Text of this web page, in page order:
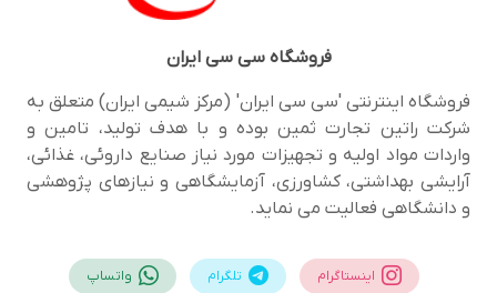
فروشگاهسی سی ایران
فروشگاه اینترنتی 'سی سی ایران' (مرکز شیمی ایران) متعلق به
شرکت راتین تجارت ثمین بوده و با هدف تولید، تامین و
واردات مواد اولیه و تجهیزات مورد نیاز صنایع داروئی، غذائی،
آرایشی بهداشتی، کشاورزی، آزمایشگاهی و نیازهای پژوهشی
و دانشگاهی فعالیت می نماید.
اینستاگرام تلگرام واتساپ